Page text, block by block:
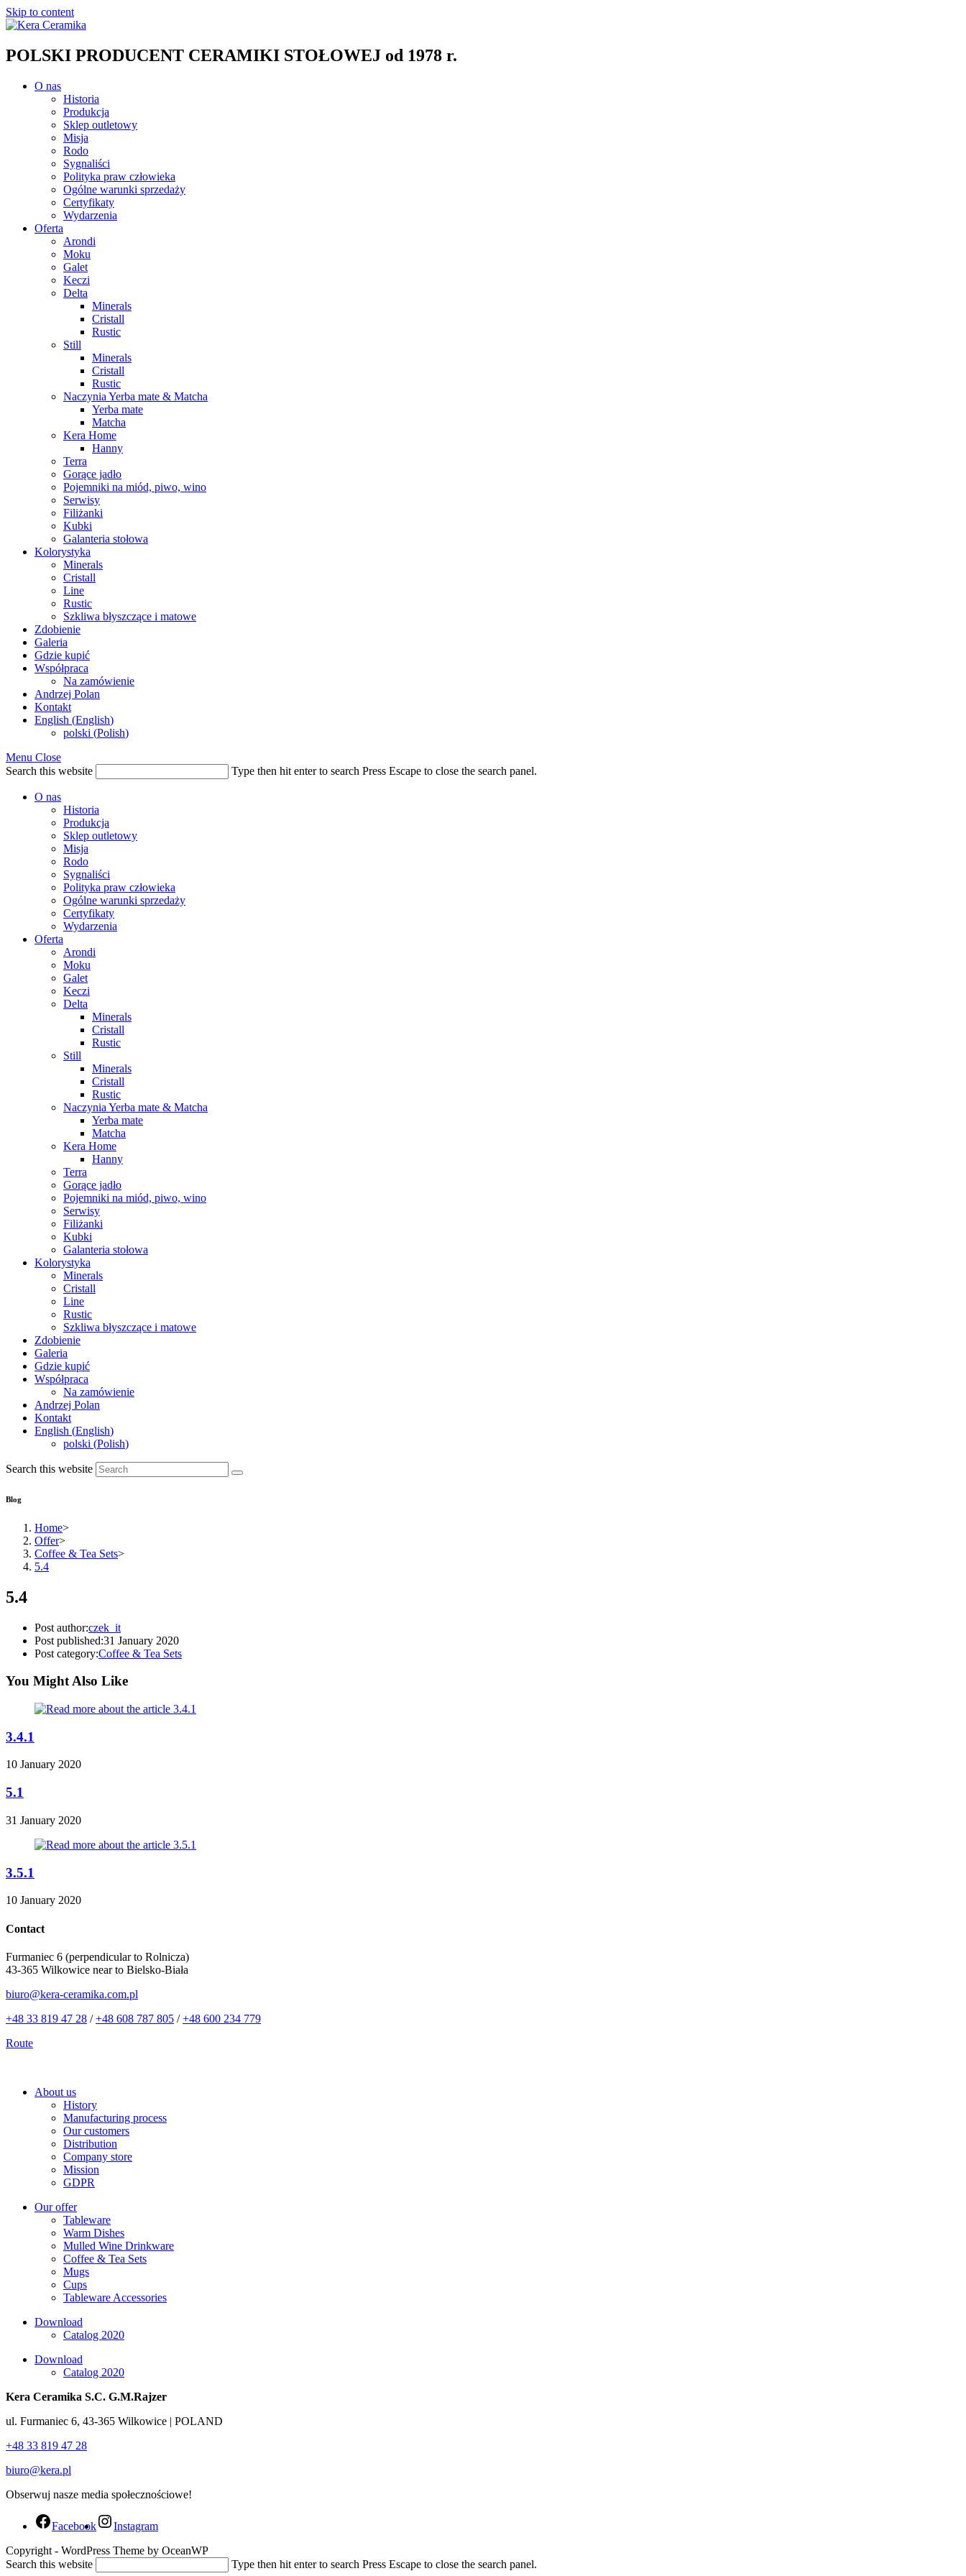
Skip to content
POLSKI PRODUCENT CERAMIKI STOŁOWEJ od 1978 r.
O nas
Historia
Produkcja
Sklep outletowy
Misja
Rodo
Sygnaliści
Polityka praw człowieka
Ogólne warunki sprzedaży
Certyfikaty
Wydarzenia
Oferta
Arondi
Moku
Galet
Keczi
Delta
Minerals
Cristall
Rustic
Still
Minerals
Cristall
Rustic
Naczynia Yerba mate & Matcha
Yerba mate
Matcha
Kera Home
Hanny
Terra
Gorące jadło
Pojemniki na miód, piwo, wino
Serwisy
Filiżanki
Kubki
Galanteria stołowa
Kolorystyka
Minerals
Cristall
Line
Rustic
Szkliwa błyszczące i matowe
Zdobienie
Galeria
Gdzie kupić
Współpraca
Na zamówienie
Andrzej Polan
Kontakt
English (English)
polski (Polish)
Menu Close
Search this website
Type then hit enter to search Press Escape to close the search panel.
O nas
Historia
Produkcja
Sklep outletowy
Misja
Rodo
Sygnaliści
Polityka praw człowieka
Ogólne warunki sprzedaży
Certyfikaty
Wydarzenia
Oferta
Arondi
Moku
Galet
Keczi
Delta
Minerals
Cristall
Rustic
Still
Minerals
Cristall
Rustic
Naczynia Yerba mate & Matcha
Yerba mate
Matcha
Kera Home
Hanny
Terra
Gorące jadło
Pojemniki na miód, piwo, wino
Serwisy
Filiżanki
Kubki
Galanteria stołowa
Kolorystyka
Minerals
Cristall
Line
Rustic
Szkliwa błyszczące i matowe
Zdobienie
Galeria
Gdzie kupić
Współpraca
Na zamówienie
Andrzej Polan
Kontakt
English (English)
polski (Polish)
Search this website
Blog
Home>
Offer>
Coffee & Tea Sets>
5.4
5.4
Post author:czek_it
Post published:31 January 2020
Post category:Coffee & Tea Sets
You Might Also Like
3.4.1
10 January 2020
5.1
31 January 2020
3.5.1
10 January 2020
Contact
Furmaniec 6 (perpendicular to Rolnicza)
43-365 Wilkowice near to Bielsko-Biała
biuro@kera-ceramika.com.pl
+48 33 819 47 28 /+48 608 787 805 /+48 600 234 779
Route
About us
History
Manufacturing process
Our customers
Distribution
Company store
Mission
GDPR
Our offer
Tableware
Warm Dishes
Mulled Wine Drinkware
Coffee & Tea Sets
Mugs
Cups
Tableware Accessories
Download
Catalog 2020
Download
Catalog 2020
Kera Ceramika S.C. G.M.Rajzer
ul. Furmaniec 6, 43-365 Wilkowice | POLAND
+48 33 819 47 28
biuro@kera.pl
Obserwuj nasze media społecznościowe!
Facebook
Instagram
Copyright - WordPress Theme by OceanWP
Search this website
Type then hit enter to search Press Escape to close the search panel.